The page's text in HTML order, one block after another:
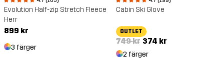
Evolution Half-zip Stretch Fleece
Herr
899 kr
3 färger
Cabin Ski Glove
OUTLET
749 kr 374 kr
2 färger